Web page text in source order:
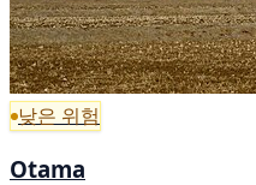
낮은 위험
Otama